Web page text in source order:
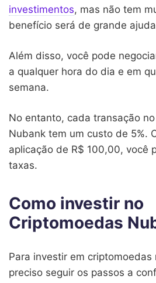
investimentos, mas não tem
benefício será de grande
Além disso, você pode
a qualquer hora do dia e em
semana.
No entanto, cada transação
Nubank tem um custo de 5%.
aplicação de R$ 100,00, você
taxas.
Como investir no
Criptomoedas
Para investir em criptomoedas
preciso seguir os passos a